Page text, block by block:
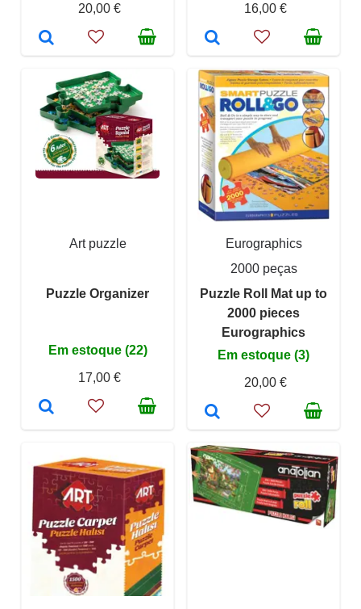
20,00 €
16,00 €
Art puzzle
Puzzle Organizer
Em estoque (22)
17,00 €
Eurographics
2000 peças
Puzzle Roll Mat up to
2000 pieces
Eurographics
Em estoque (3)
20,00 €